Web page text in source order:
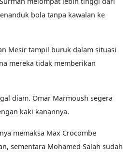
bola tanpa kawalan ke
Mesir tampil buruk dalam situasi
mereka tidak memberikan
diam. Omar Marmoush segera
kaki kanannya.
memaksa Max Crocombe
sementara Mohamed Salah sudah